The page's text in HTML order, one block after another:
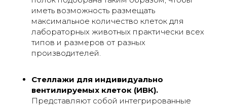
иметь возможность размещать
максимальное количество клеток для
лабораторных животных практически всех
типов и размеров от разных
производителей.
Стеллажи для индивидуально
вентилируемых клеток (ИВК).
Представляют собой интегрированные